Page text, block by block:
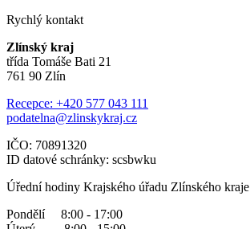
Rychlý kontakt
Zlínský kraj
třída Tomáše Bati 21
761 90 Zlín
Recepce: +420 577 043 111
podatelna@zlinskykraj.cz
IČO: 70891320
ID datové schránky: scsbwku
Úřední hodiny Krajského úřadu Zlínského kraje
Pondělí 8:00 - 17:00